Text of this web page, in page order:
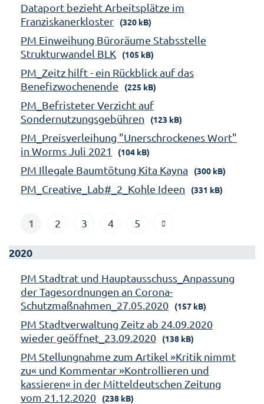
Dataport bezieht Arbeitsplätze im
Franziskanerkloster
(320 kB)
PM Einweihung Büroräume Stabsstelle
Strukturwandel BLK
(105 kB)
PM_Zeitz hilft - ein Rückblick auf das
Benefizwochenende
(225 kB)
PM_Befristeter Verzicht auf
Sondernutzungsgebühren
(123 kB)
PM_Preisverleihung "Unerschrockenes Wort"
in Worms Juli 2021
(104 kB)
PM Illegale Baumtötung Kita Kayna (300 kB)
PM_Creative_Lab#_2_Kohle Ideen (331 kB)
1 2 3 4 5
2020
PM Stadtrat und Hauptausschuss_Anpassung
der Tagesordnungen an Corona-
Schutzmaßnahmen_27.05.2020
(157 kB)
PM Stadtverwaltung Zeitz ab 24.09.2020
wieder geöffnet_23.09.2020
(138 kB)
PM Stellungnahme zum Artikel »Kritik nimmt
zu« und Kommentar »Kontrollieren und
kassieren« in der Mitteldeutschen Zeitung
vom 21.12.2020
(238 kB)